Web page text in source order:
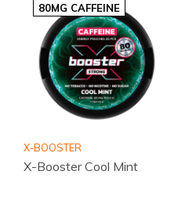
80MG CAFFEINE
X-BOOSTER
X-Booster Cool Mint